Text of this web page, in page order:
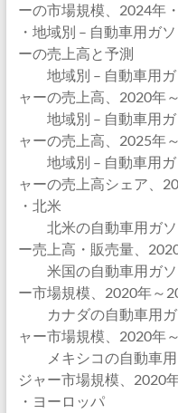
ーの市場規模、2024年
・地域別 – 自動車用ガ
ーの売上高と予測
地域別 – 自動車用ガ
ャーの売上高、2020年
地域別 – 自動車用ガ
ャーの売上高、2025年
地域別 – 自動車用ガ
ャーの売上高シェア、
・北米
北米の自動車用ガソ
ー売上高・販売量、
米国の自動車用ガソ
ー市場規模、2020年～
カナダの自動車用ガ
ャー市場規模、2020年
メキシコの自動車用
ジャー市場規模、2020
・ヨーロッパ